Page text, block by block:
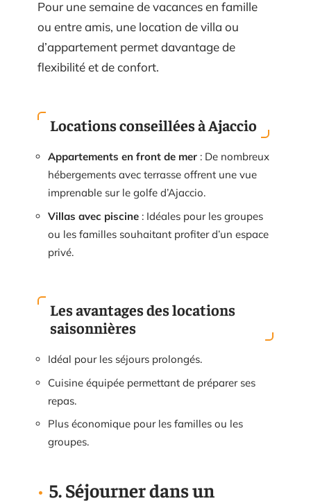
Pour une semaine de vacances en famille
ou entre amis, une location de villa ou
d’appartement permet davantage de
flexibilité et de confort.
Locations conseillées à Ajaccio
Appartements en front de mer : De nombreux
hébergements avec terrasse offrent une vue
imprenable sur le golfe d’Ajaccio.
Villas avec piscine : Idéales pour les groupes
ou les familles souhaitant profiter d’un espace
privé.
Les avantages des locations
saisonnières
Idéal pour les séjours prolongés.
Cuisine équipée permettant de préparer ses
repas.
Plus économique pour les familles ou les
groupes.
5. Séjourner dans un